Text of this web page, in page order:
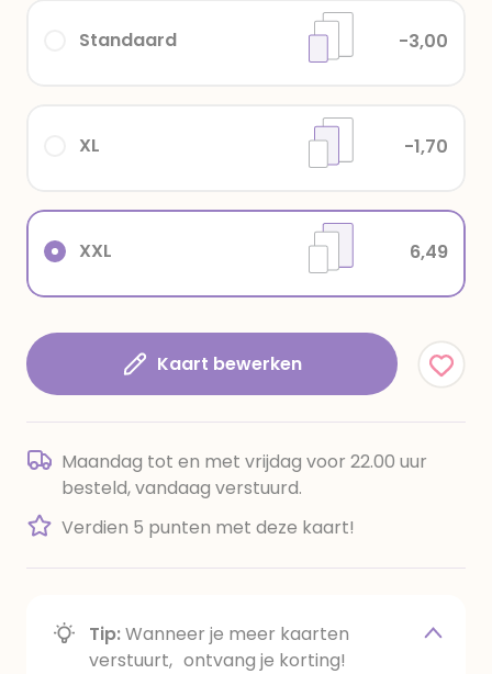
XXL 6,49
XL -1,70
Standaard -3,00
Kaart bewerken
Maandag tot en met vrijdag voor 22.00 uur
besteld, vandaag verstuurd.
Verdien 5 punten met deze kaart!
Tip:Wanneer je meer kaarten
verstuurt, ontvang je korting!